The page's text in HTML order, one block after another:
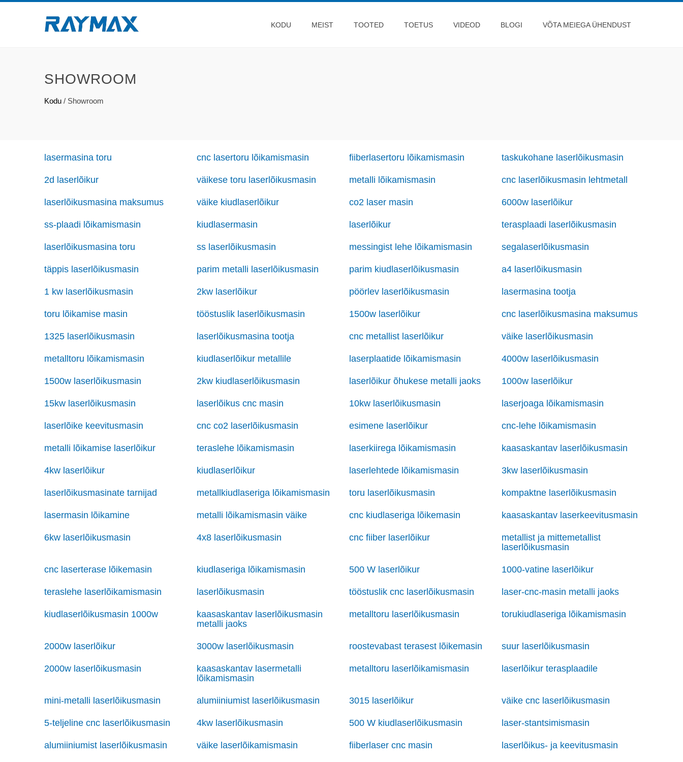
KODU MEIST TOOTED TOETUS VIDEOD BLOGI VÕTA MEIEGA ÜHENDUST
SHOWROOM
Kodu / Showroom
lasermasina toru cnc lasertoru lõikamismasin fiiberlasertoru lõikamismasin taskukohane laserlõikusmasin
2d laserlõikur väikese toru laserlõikusmasin metalli lõikamismasin cnc laserlõikusmasin lehtmetall
laserlõikusmasina maksumus väike kiudlaserlõikur co2 laser masin 6000w laserlõikur
ss-plaadi lõikamismasin kiudlasermasin laserlõikur terasplaadi laserlõikusmasin
laserlõikusmasina toru ss laserlõikusmasin messingist lehe lõikamismasin segalaserlõikusmasin
täppis laserlõikusmasin parim metalli laserlõikusmasin parim kiudlaserlõikusmasin a4 laserlõikusmasin
1 kw laserlõikusmasin 2kw laserlõikur pöörlev laserlõikusmasin lasermasina tootja
toru lõikamise masin tööstuslik laserlõikusmasin 1500w laserlõikur cnc laserlõikusmasina maksumus
1325 laserlõikusmasin laserlõikusmasina tootja cnc metallist laserlõikur väike laserlõikusmasin
metalltoru lõikamismasin kiudlaserlõikur metallile laserplaatide lõikamismasin 4000w laserlõikusmasin
1500w laserlõikusmasin 2kw kiudlaserlõikusmasin laserlõikur õhukese metalli jaoks 1000w laserlõikur
15kw laserlõikusmasin laserlõikus cnc masin 10kw laserlõikusmasin laserjoaga lõikamismasin
laserlõike keevitusmasin cnc co2 laserlõikusmasin esimene laserlõikur cnc-lehe lõikamismasin
metalli lõikamise laserlõikur teraslehe lõikamismasin laserkiirega lõikamismasin kaasaskantav laserlõikusmasin
4kw laserlõikur kiudlaserlõikur laserlehtede lõikamismasin 3kw laserlõikusmasin
laserlõikusmasinate tarnijad metallkiudlaseriga lõikamismasin toru laserlõikusmasin kompaktne laserlõikusmasin
lasermasin lõikamine metalli lõikamismasin väike cnc kiudlaseriga lõikemasin kaasaskantav laserkeevitusmasin
6kw laserlõikusmasin 4x8 laserlõikusmasin cnc fiiber laserlõikur
metallist ja mittemetallist
laserlõikusmasin
cnc laserterase lõikemasin kiudlaseriga lõikamismasin 500 W laserlõikur 1000-vatine laserlõikur
teraslehe laserlõikamismasin laserlõikusmasin tööstuslik cnc laserlõikusmasin laser-cnc-masin metalli jaoks
kiudlaserlõikusmasin 1000w
kaasaskantav laserlõikusmasin
metalli jaoks
metalltoru laserlõikusmasin torukiudlaseriga lõikamismasin
2000w laserlõikur 3000w laserlõikusmasin roostevabast terasest lõikemasin suur laserlõikusmasin
2000w laserlõikusmasin
kaasaskantav lasermetalli
lõikamismasin
metalltoru laserlõikamismasin laserlõikur terasplaadile
mini-metalli laserlõikusmasin alumiiniumist laserlõikusmasin 3015 laserlõikur väike cnc laserlõikusmasin
5-teljeline cnc laserlõikusmasin 4kw laserlõikusmasin 500 W kiudlaserlõikusmasin laser-stantsimismasin
alumiiniumist laserlõikusmasin väike laserlõikamismasin fiiberlaser cnc masin laserlõikus- ja keevitusmasin